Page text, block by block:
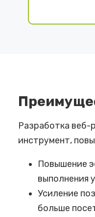
Разработка
инструмент,
Повышение
выполнения
Усиление
больше